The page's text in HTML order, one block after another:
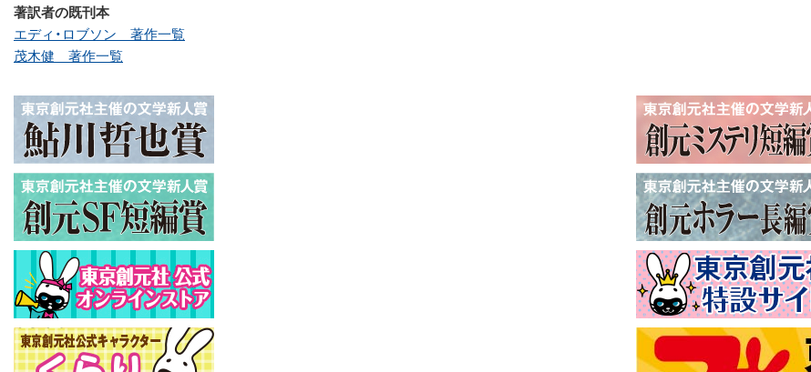
著訳者の既刊本
エディ・ロブソン 著作一覧
茂木健 著作一覧